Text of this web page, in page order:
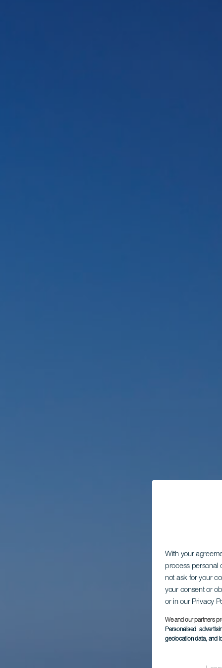
With your
process personal
not ask for your
your consent or
or in our Privacy
We and our partners
Personalised
geolocation data, and